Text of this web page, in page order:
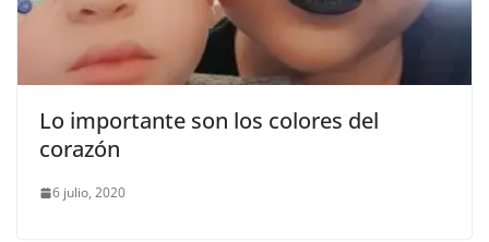
Lo importante son los colores del
corazón
6 julio, 2020